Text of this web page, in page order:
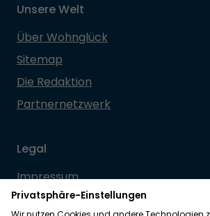
Unsere Welt
Über Wohnglück
Sitemap
Die Redaktion
Partnernetzwerk
Legal
Impressum
Datenschutz